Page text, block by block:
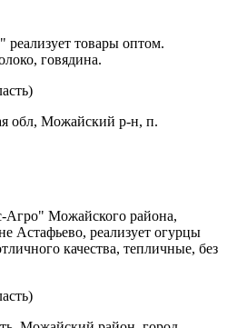
товары оптом.
говядина.
обл, Можайский р-н, п.
Агро" Можайского района,
Астафьево, реализует огурцы
качества, тепличные, без